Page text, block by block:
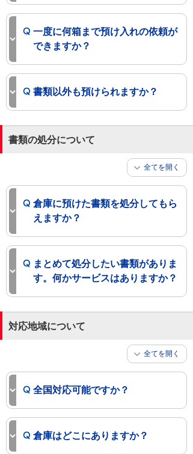
一度に何箱まで預け入れの依頼が
できますか？
書類以外も預けられますか？
書類の処分について
全てを開く
倉庫に預けた書類を処分してもら
えますか？
まとめて処分したい書類がありま
す。何かサービスはありますか？
対応地域について
全てを開く
全国対応可能ですか？
倉庫はどこにありますか？